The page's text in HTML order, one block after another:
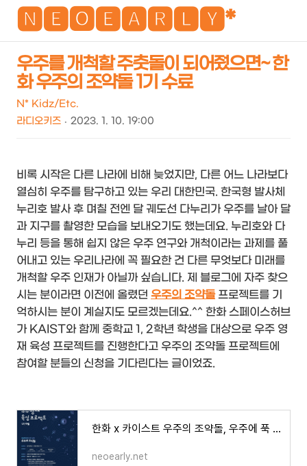
🅽🅴🅾🅴🅰🆁🅻🆈*
우주를 개척할 주춧돌이 되어줬으면~ 한
화 우주의 조약돌 1기 수료
N* Kidz/Etc.
라디오키즈
2023. 1. 10. 19:00
비록 시작은 다른 나라에 비해 늦었지만, 다른 어느 나라보다
열심히 우주를 탐구하고 있는 우리 대한민국. 한국형 발사체
누리호 발사 후 며칠 전엔 달 궤도선 다누리가 우주를 날아 달
과 지구를 촬영한 모습을 보내오기도 했는데요. 누리호와 다
누리 등을 통해 쉽지 않은 우주 연구와 개척이라는 과제를 풀
어내고 있는 우리나라에 꼭 필요한 건 다른 무엇보다 미래를
개척할 우주 인재가 아닐까 싶습니다. 제 블로그에 자주 찾으
시는 분이라면 이전에 올렸던 우주의 조약돌프로젝트를 기
억하시는 분이 계실지도 모르겠는데요.^^ 한화 스페이스허브
가 KAIST와 함께 중학교 1, 2학년 학생을 대상으로 우주 영
재 육성 프로젝트를 진행한다고 우주의 조약돌 프로젝트에
참여할 분들의 신청을 기다린다는 글이었죠.
한화 x 카이스트 우주의 조약돌, 우주에 푹 빠진 중학생들 모집 중!!
neoearly.net